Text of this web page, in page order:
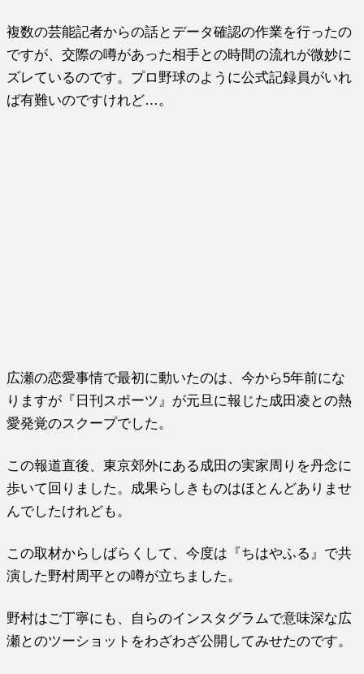
複数の芸能記者からの話とデータ確認の作業を行ったの
ですが、交際の噂があった相手との時間の流れが微妙に
ズレているのです。プロ野球のように公式記録員がいれ
ば有難いのですけれど…。
広瀬の恋愛事情で最初に動いたのは、今から5年前にな
りますが『日刊スポーツ』が元旦に報じた成田凌との熱
愛発覚のスクープでした。
この報道直後、東京郊外にある成田の実家周りを丹念に
歩いて回りました。成果らしきものはほとんどありませ
んでしたけれども。
この取材からしばらくして、今度は『ちはやふる』で共
演した野村周平との噂が立ちました。
野村はご丁寧にも、自らのインスタグラムで意味深な広
瀬とのツーショットをわざわざ公開してみせたのです。